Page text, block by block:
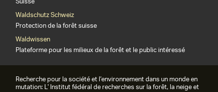
Waldschutz Schweiz
Protection de la forêt suisse
Waldwissen
Plateforme pour les milieux de la forêt et le public intéressé
Recherche pour la société et l’environnement dans un monde en
mutation: L' Institut fédéral de recherches sur la forêt, la neige et